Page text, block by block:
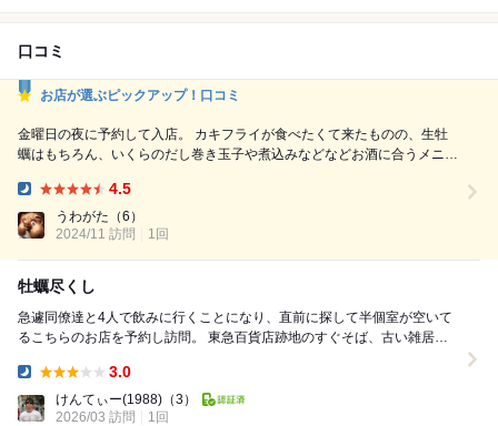
口コミ
お店が選ぶピックアップ！口コミ
金曜日の夜に予約して入店。 カキフライが食べたくて来たものの、生牡
蠣はもちろん、いくらのだし巻き玉子や煮込みなどなどお酒に合うメニュ
ロ入っててこれだけで満足感が高い！ もちろん生牡蠣もカキフライもぷ
りぷり。渋谷で牡蠣が食べたい時はここ一択かも
4.5
うわがた （6）
2024/11 訪問
1回
牡蠣尽くし
急遽同僚達と4人で飲みに行くことになり、直前に探して半個室が空いて
るこちらのお店を予約し訪問。 東急百貨店跡地のすぐそば、古い雑居ビ
3.0
けんてぃー(1988) （3）
2026/03 訪問
1回